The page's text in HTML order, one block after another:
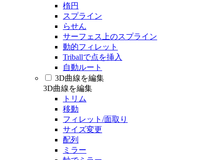
楕円
スプライン
らせん
サーフェス上のスプライン
動的フィレット
Triballで点を挿入
自動ルート
3D曲線を編集
3D曲線を編集
トリム
移動
フィレット/面取り
サイズ変更
配列
ミラー